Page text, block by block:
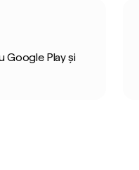
Google Play și